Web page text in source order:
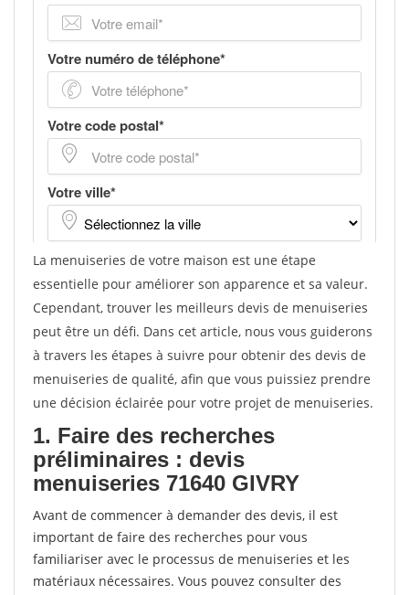
La menuiseries de votre maison est une étape
essentielle pour améliorer son apparence et sa valeur.
Cependant, trouver les meilleurs devis de menuiseries
peut être un défi. Dans cet article, nous vous guiderons
à travers les étapes à suivre pour obtenir des devis de
menuiseries de qualité, afin que vous puissiez prendre
une décision éclairée pour votre projet de menuiseries.
1. Faire des recherches
préliminaires : devis
menuiseries 71640 GIVRY
Avant de commencer à demander des devis, il est
important de faire des recherches pour vous
familiariser avec le processus de menuiseries et les
matériaux nécessaires. Vous pouvez consulter des